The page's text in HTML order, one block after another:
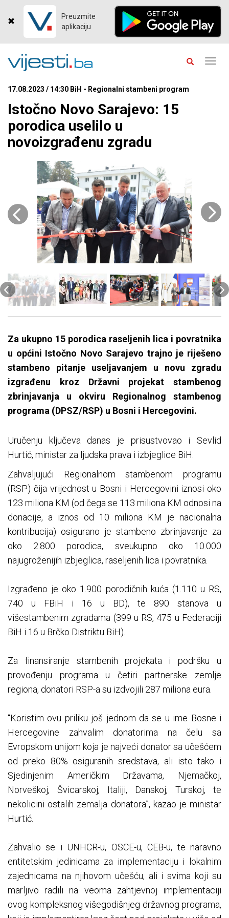
Preuzmite
aplikaciju
17.08.2023 / 14:30 BiH - Regionalni stambeni program
Istočno Novo Sarajevo: 15
porodica uselilo u
novoizgrađenu zgradu
Za ukupno 15 porodica raseljenih lica i povratnika
u općini Istočno Novo Sarajevo trajno je riješeno
stambeno pitanje useljavanjem u novu zgradu
izgrađenu kroz Državni projekat stambenog
zbrinjavanja u okviru Regionalnog stambenog
programa (DPSZ/RSP) u Bosni i Hercegovini.
Uručenju ključeva danas je prisustvovao i Sevlid
Hurtić, ministar za ljudska prava i izbjeglice BiH.
Zahvaljujući Regionalnom stambenom programu
(RSP) čija vrijednost u Bosni i Hercegovini iznosi oko
123 miliona KM (od čega se 113 miliona KM odnosi na
donacije, a iznos od 10 miliona KM je nacionalna
kontribucija) osigurano je stambeno zbrinjavanje za
oko 2.800 porodica, sveukupno oko 10.000
najugroženijih izbjeglica, raseljenih lica i povratnika.
Izgrađeno je oko 1.900 porodičnih kuća (1.110 u RS,
740 u FBiH i 16 u BD), te 890 stanova u
višestambenim zgradama (399 u RS, 475 u Federaciji
BiH i 16 u Brčko Distriktu BiH).
Za finansiranje stambenih projekata i podršku u
provođenju programa u četiri partnerske zemlje
regiona, donatori RSP-a su izdvojili 287 miliona eura.
“Koristim ovu priliku još jednom da se u ime Bosne i
Hercegovine zahvalim donatorima na čelu sa
Evropskom unijom koja je najveći donator sa učešćem
od preko 80% osiguranih sredstava, ali isto tako i
Sjedinjenim Američkim Državama, Njemačkoj,
Norveškoj, Švicarskoj, Italiji, Danskoj, Turskoj, te
nekolicini ostalih zemalja donatora”, kazao je ministar
Hurtić.
Zahvalio se i UNHCR-u, OSCE-u, CEB-u, te naravno
entitetskim jedinicama za implementaciju i lokalnim
zajednicama na njihovom učešću, ali i svima koji su
marljivo radili na veoma zahtjevnoj implementaciji
ovog kompleksnog višegodišnjeg državnog programa,